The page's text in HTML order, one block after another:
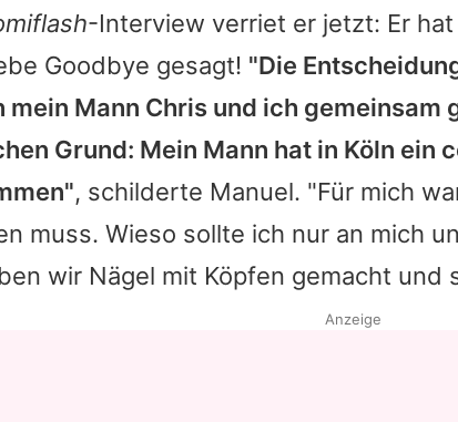
-Interview verriet er jetzt: Er
Goodbye gesagt! "Die
mein Mann Chris und ich gemeinsam
Grund: Mein Mann hat in Köln ein
, schilderte Manuel. "Für mich
muss. Wieso sollte ich nur an mich
wir Nägel mit Köpfen gemacht und
Anzeige